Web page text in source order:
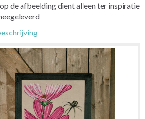
de afbeelding dient alleen ter inspiratie